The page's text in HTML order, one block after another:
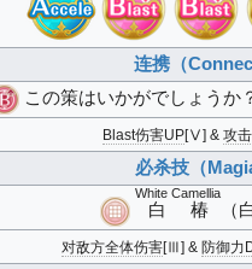
连携（
この策はいかがでしょうか
Blast伤害UP[Ⅴ] &攻
必杀技（
白椿
White Camellia
（
对敌方全体伤害[Ⅲ] & 防御力